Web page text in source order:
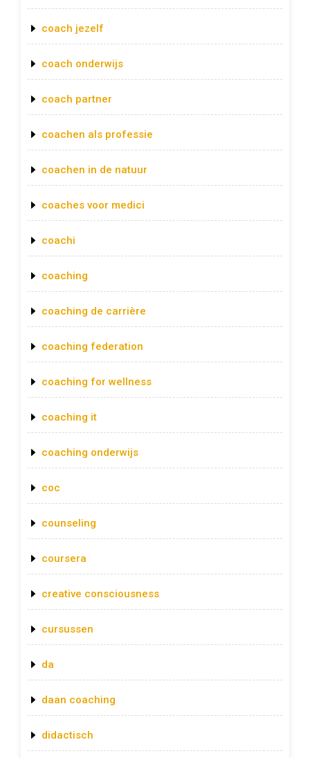
coach jezelf
coach onderwijs
coach partner
coachen als professie
coachen in de natuur
coaches voor medici
coachi
coaching
coaching de carrière
coaching federation
coaching for wellness
coaching it
coaching onderwijs
coc
counseling
coursera
creative consciousness
cursussen
da
daan coaching
didactisch